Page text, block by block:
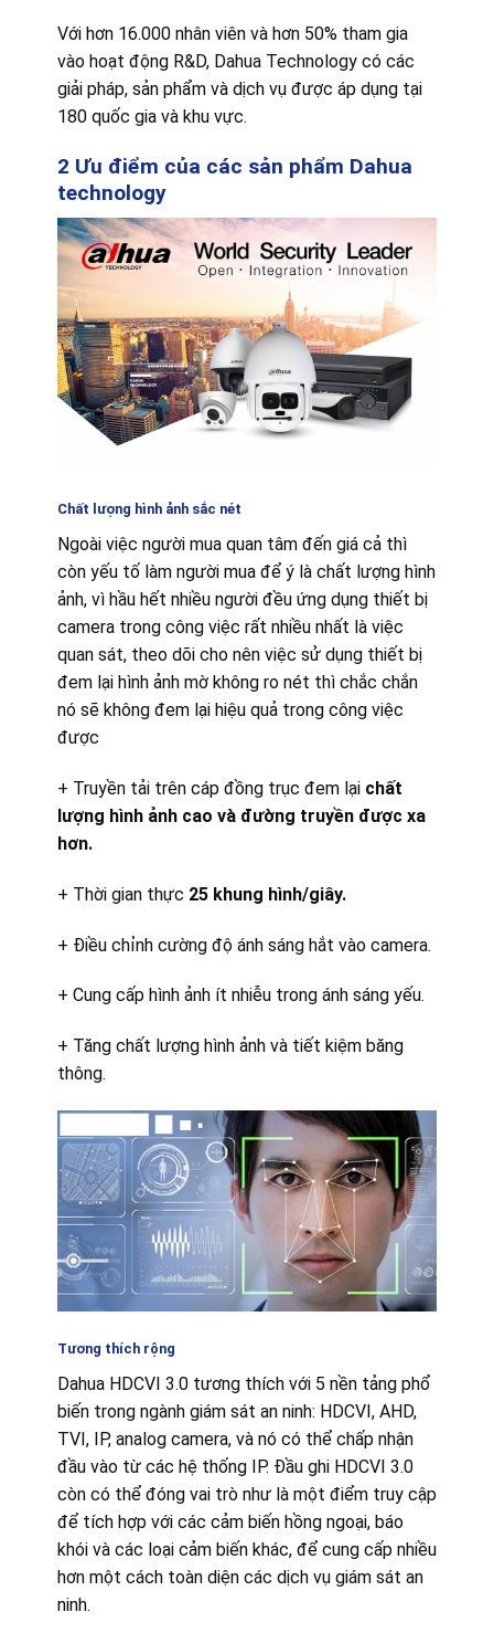
Với hơn 16.000 nhân viên và hơn 50% tham gia
vào hoạt động R&D, Dahua Technology có các
giải pháp, sản phẩm và dịch vụ được áp dụng tại
180 quốc gia và khu vực.
2 Ưu điểm của các sản phẩm Dahua
technology
Chất lượng hình ảnh sắc nét
Ngoài việc người mua quan tâm đến giá cả thì
còn yếu tố làm người mua để ý là chất lượng hình
ảnh, vì hầu hết nhiều người đều ứng dụng thiết bị
camera trong công việc rất nhiều nhất là việc
quan sát, theo dõi cho nên việc sử dụng thiết bị
đem lại hình ảnh mờ không ro nét thì chắc chắn
nó sẽ không đem lại hiệu quả trong công việc
được
+ Truyền tải trên cáp đồng trục đem lại chất
lượng hình ảnh cao và đường truyền được xa
hơn.
+ Thời gian thực 25 khung hình/giây.
+ Điều chỉnh cường độ ánh sáng hắt vào camera.
+ Cung cấp hình ảnh ít nhiễu trong ánh sáng yếu.
+ Tăng chất lượng hình ảnh và tiết kiệm băng
thông.
Tương thích rộng
Dahua HDCVI 3.0 tương thích với 5 nền tảng phổ
biến trong ngành giám sát an ninh: HDCVI, AHD,
TVI, IP, analog camera, và nó có thể chấp nhận
đầu vào từ các hệ thống IP. Đầu ghi HDCVI 3.0
còn có thể đóng vai trò như là một điểm truy cập
để tích hợp với các cảm biến hồng ngoại, báo
khói và các loại cảm biến khác, để cung cấp nhiều
hơn một cách toàn diện các dịch vụ giám sát an
ninh.